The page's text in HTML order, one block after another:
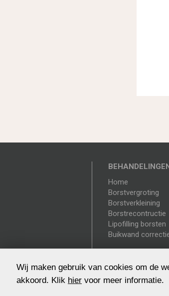
Home
Borstvergroting
Borstverkleining
Borstrecontructie
Lipofilling borsten
Buikwand
Wij maken gebruik van cookies om de
akkoord. Klik hier voor meer informatie.